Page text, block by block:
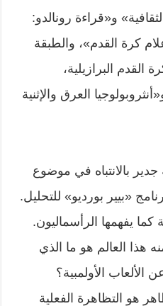
و«قراءة رونالدو:
كرة القدم»، والطبقة
البرازيلية،
العرق والإثنية
بالانتباه في موضوع
«بيير بورديو» للتحليل.
يفهمها الرأسماليون.
هذا العالم هو ما الذي
الأولمبية؟
هو التظاهرة الفعلية